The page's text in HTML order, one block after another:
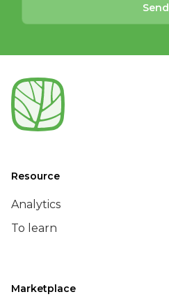
Send
Resource
Analytics
To learn
Marketplace